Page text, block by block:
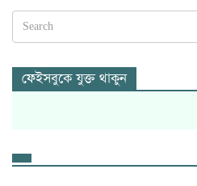
ফেইসবুকে যুক্ত থাকুন